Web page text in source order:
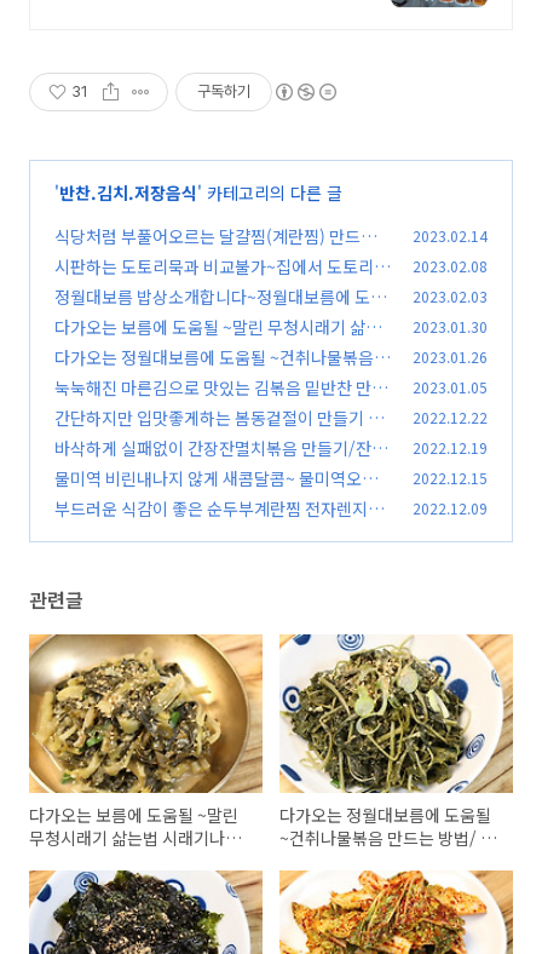
31 구독하기
'반찬.김치.저장음식' 카테고리의 다른 글
식당처럼 부풀어오르는 달걀찜(계란찜) 만드는
방법/김진옥요리가좋다
(29)
2023.02.14
시판하는 도토리묵과 비교불가~집에서 도토리묵
만드는방법 /도토리묵 양념장 만들기 /김진옥요
리가좋다
(57)
2023.02.08
정월대보름 밥상소개합니다~정월대보름에 도움
이 될 보름나물 및 찰밥 만들기 / 보름요리 보름나
물 오곡밥 만드는방법 (51)
2023.02.03
다가오는 보름에 도움될 ~말린 무청시래기 삶는
법 시래기나물볶음 만들기 / 김진옥요리가좋다
(21)
2023.01.30
다가오는 정월대보름에 도움될 ~건취나물볶음
만드는 방법/ 건취나물 삶기 만들기 / 김진옥요리
가좋다 /말린취나물 레시피
(40)
2023.01.26
눅눅해진 마른김으로 맛있는 김볶음 밑반찬 만들
기 / 김볶음 레시피 김진옥요리가좋다 (66)
2023.01.05
간단하지만 입맛좋게하는 봄동겉절이 만들기 /봄
동겉절이 만드는방법/ 봄동무침 레시피 /김진옥
요리가좋다
(41)
2022.12.22
바삭하게 실패없이 간장잔멸치볶음 만들기/잔멸
치볶음 레시피 밑반찬 마른반찬만드는법/김진옥
요리가좋다
(36)
2022.12.19
물미역 비린내나지 않게 새콤달콤~ 물미역오이
초무침 만드는방법/물미역데치기 손질 물미역무
2022.12.15
부드러운 식감이 좋은 순두부계란찜 전자렌지로
2022.12.09
관련글
다가오는 보름에 도움될 ~말린
무청시래기 삶는법 시래기나물
다가오는 정월대보름에 도움될
~건취나물볶음 만드는 방법/ 건
리가좋다 /말린취나물 레시피